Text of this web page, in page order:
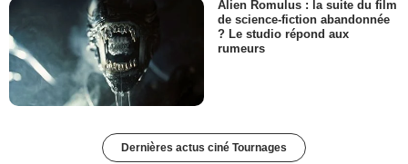
Alien Romulus : la suite du film
de science-fiction abandonnée
? Le studio répond aux
rumeurs
Dernières actus ciné Tournages